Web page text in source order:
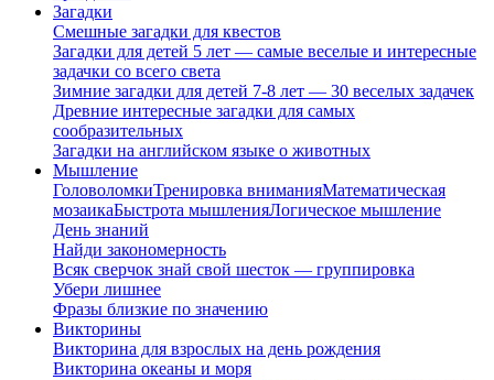
Загадки
Смешные загадки для квестов
Загадки для детей 5 лет — самые веселые и интересные
задачки со всего света
Зимние загадки для детей 7-8 лет — 30 веселых задачек
Древние интересные загадки для самых
сообразительных
Загадки на английском языке о животных
Мышление
ГоловоломкиТренировка вниманияМатематическая
мозаикаБыстрота мышленияЛогическое мышление
День знаний
Найди закономерность
Всяк сверчок знай свой шесток — группировка
Убери лишнее
Фразы близкие по значению
Викторины
Викторина для взрослых на день рождения
Викторина океаны и моря